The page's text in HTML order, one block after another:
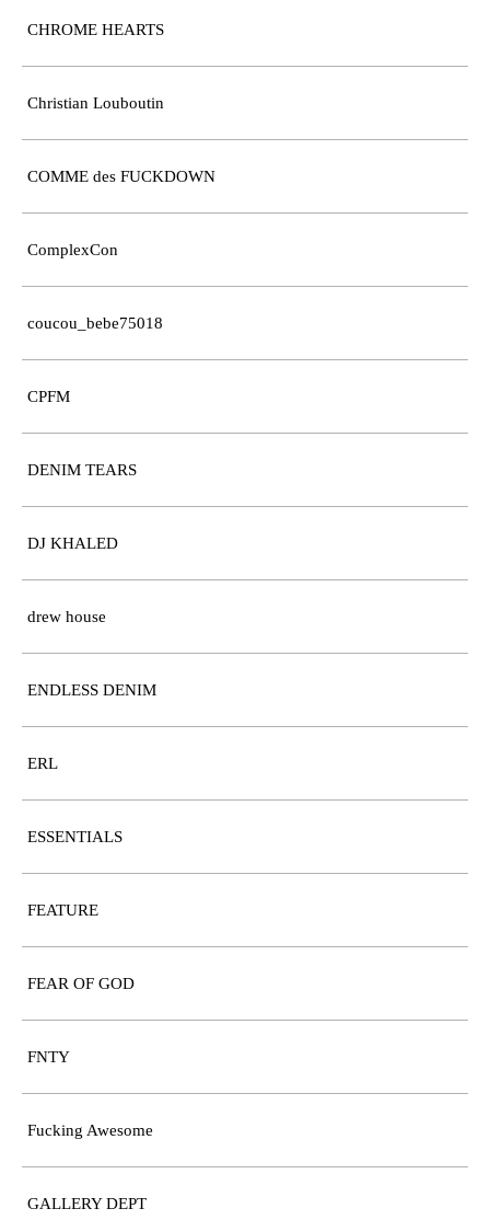
CHROME HEARTS
Christian Louboutin
COMME des FUCKDOWN
ComplexCon
coucou_bebe75018
CPFM
DENIM TEARS
DJ KHALED
drew house
ENDLESS DENIM
ERL
ESSENTIALS
FEATURE
FEAR OF GOD
FNTY
Fucking Awesome
GALLERY DEPT